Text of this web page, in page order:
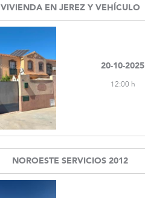
VIVIENDA EN JEREZ Y VEHÍCULO
20-10-2025
12:00 h
NOROESTE SERVICIOS 2012